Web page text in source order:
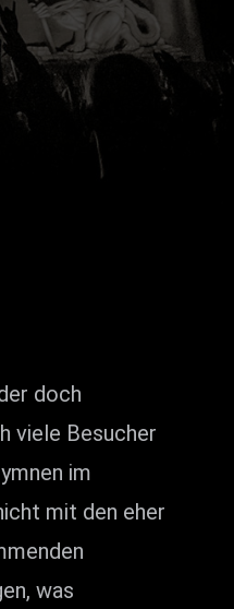
doch
viele Besucher
im
mit den eher
was